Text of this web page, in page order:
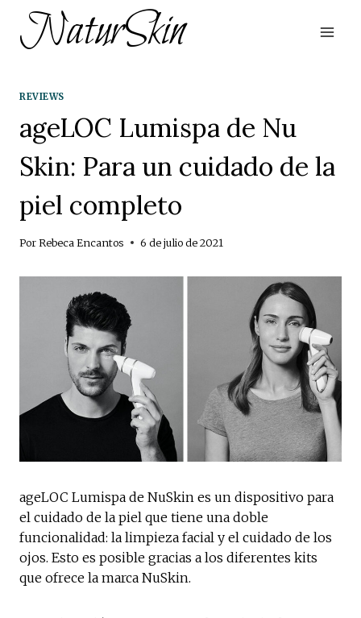
Saltar
contenido
NaturSkin
REVIEWS
ageLOC Lumispa de Nu
Skin: Para un cuidado de la
piel completo
PorRebeca Encantos 6 de julio de 2021
ageLOC Lumispa de NuSkin es un dispositivo para
el cuidado de la piel que tiene una doble
funcionalidad: la limpieza facial y el cuidado de los
ojos. Esto es posible gracias a los diferentes kits
que ofrece la marca NuSkin.